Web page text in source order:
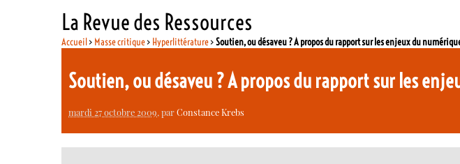
La Revue des Ressources
Accueil> Masse critique> Hyperlittérature>Soutien, ou désaveu ? A propos du rapport sur les enjeux du
Soutien, ou désaveu ? A propos du rapport sur les
mardi 27 octobre 2009, parConstance Krebs